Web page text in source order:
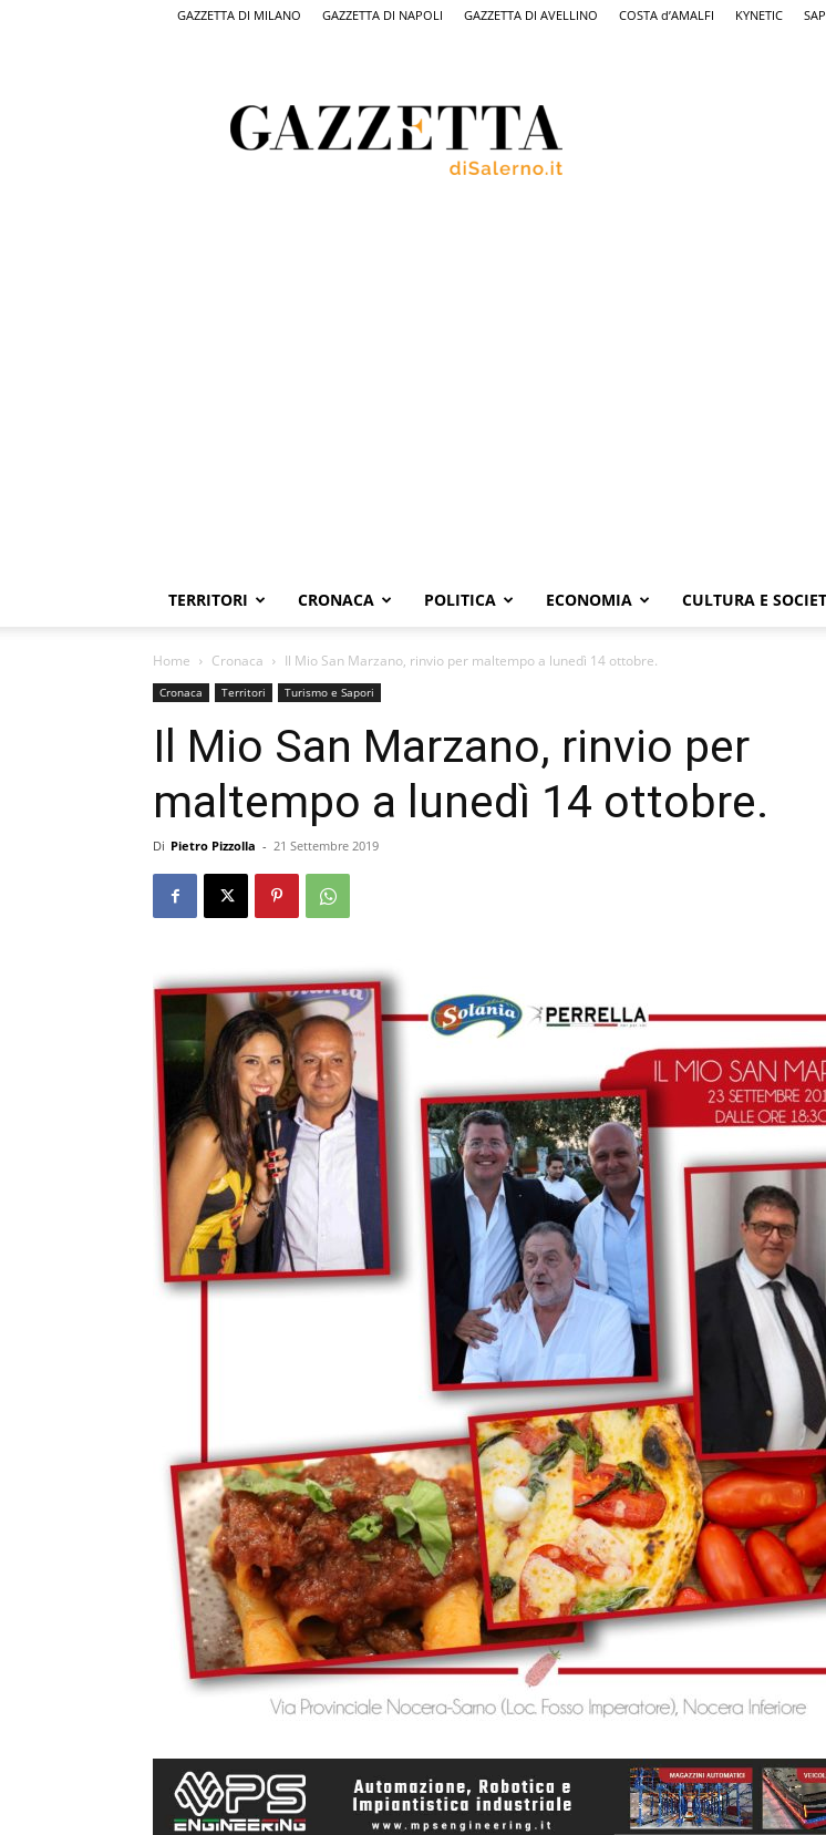
GAZZETTA DI MILANO GAZZETTA DI NAPOLI GAZZETTA DI AVELLINO COSTA d’AMALFI KYNETIC
Salerno,
il
quotidiano
TERRITORI CRONACA POLITICA ECONOMIA CULTURA E
Home Cronaca Il Mio San Marzano, rinvio per maltempo a lunedì 14 ottobre.
Cronaca Territori Turismo e Sapori
Il Mio San Marzano, rinvio per
maltempo a lunedì 14 ottobre.
Di Pietro Pizzolla - 21 Settembre 2019